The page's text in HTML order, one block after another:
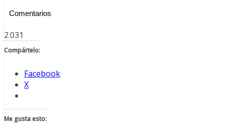
Comentarios
2.031
Compártelo:
Facebook
X
Me gusta esto: